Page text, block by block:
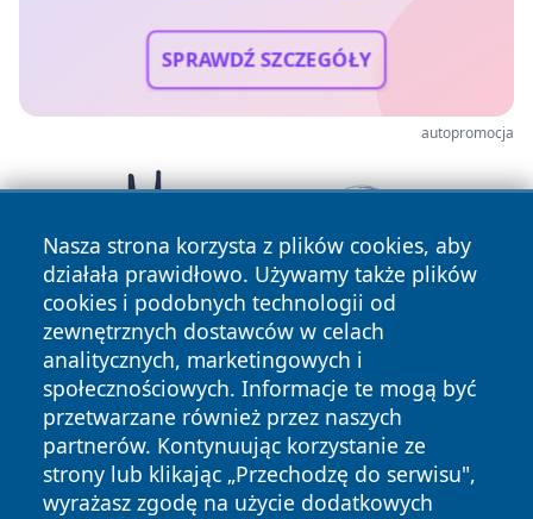
SPRAWDŹ SZCZEGÓŁY
autopromocja
Nasza strona korzysta z plików cookies, aby
działała prawidłowo. Używamy także plików
cookies i podobnych technologii od
zewnętrznych dostawców w celach
analitycznych, marketingowych i
społecznościowych. Informacje te mogą być
przetwarzane również przez naszych
partnerów. Kontynuując korzystanie ze
strony lub klikając „Przechodzę do serwisu",
wyrażasz zgodę na użycie dodatkowych
Copyright © 2026 halotorun.pl Wszystkie prawa zastrzeżone.